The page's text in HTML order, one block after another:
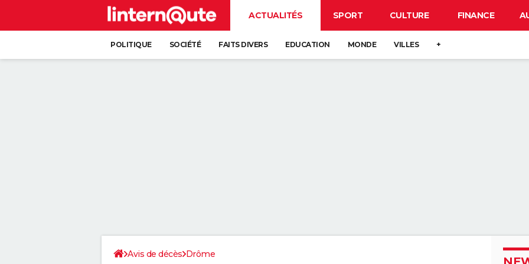
ACTUALITÉS SPORT CULTURE FINANCE
POLITIQUE SOCIÉTÉ FAITS DIVERS EDUCATION MONDE VILLES +
Avis de décès Drôme